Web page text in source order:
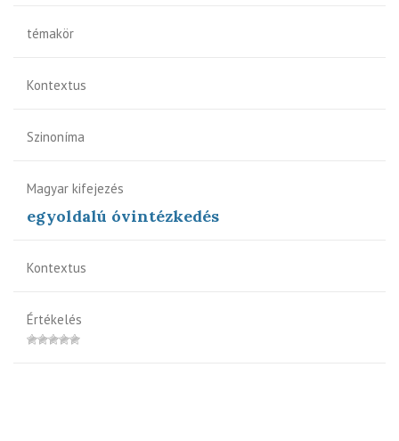
témakör
Kontextus
Szinoníma
Magyar kifejezés
egyoldalú óvintézkedés
Kontextus
Értékelés